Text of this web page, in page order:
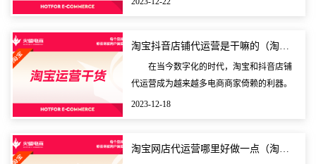
淘宝抖音店铺代运营是干嘛的（淘宝店铺代运营可靠吗）
在当今数字化的时代，淘宝和抖音店铺
代运营成为越来越多电商商家倚赖的利器。
淘宝和抖音店铺代运营能够帮助商家进行店
2023-12-18
淘宝网店代运营哪里好做一点（淘宝店铺代运营是做什么的